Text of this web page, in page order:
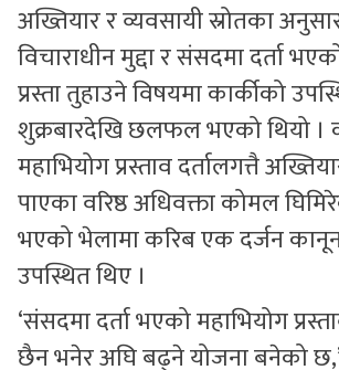
अख्तियार र व्यवसायी स्रोतका
विचाराधीन मुद्दा र संसदमा दर्ता
प्रस्ता तुहाउने विषयमा कार्कीको
शुक्रबारदेखि छलफल भएको थियो ।
महाभियोग प्रस्ताव दर्तालगत्तै
पाएका वरिष्ठ अधिवक्ता कोमल
भएको भेलामा करिब एक दर्जन
उपस्थित थिए ।
‘संसदमा दर्ता भएको महाभियोग
छैन भनेर अघि बढ्ने योजना बनेको